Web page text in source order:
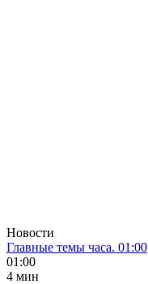
Новости
Главные темы часа. 01:00
01:00
4 мин